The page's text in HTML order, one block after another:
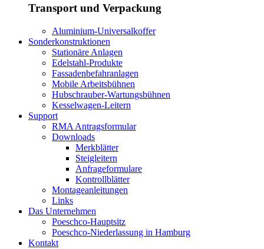
Transport und Verpackung
Aluminium-Universalkoffer
Sonderkonstruktionen
Stationäre Anlagen
Edelstahl-Produkte
Fassadenbefahranlagen
Mobile Arbeitsbühnen
Hubschrauber-Wartungsbühnen
Kesselwagen-Leitern
Support
RMA Antragsformular
Downloads
Merkblätter
Steigleitern
Anfrageformulare
Kontrollblätter
Montageanleitungen
Links
Das Unternehmen
Poeschco-Hauptsitz
Poeschco-Niederlassung in Hamburg
Kontakt